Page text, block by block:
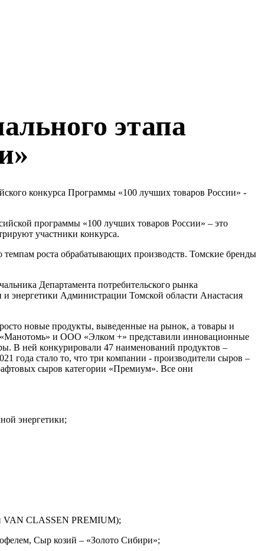
этапа
конкурса Программы «100 лучших товаров России» -
программы «100 лучших товаров России» – это
участники конкурса.
роста обрабатывающих производств. Томские бренды
Департамента потребительского рынка
энергетики Администрации Томской области Анастасия
новые продукты, выведенные на рынок, а товары и
и ООО «Элком +» представили инновационные
В ней конкурировали 47 наименований продуктов –
года стало то, что три компании - производители сыров –
сыров категории «Премиум». Все они
энергетики;
CLASSEN PREMIUM);
Сыр козий – «Золото Сибири»;